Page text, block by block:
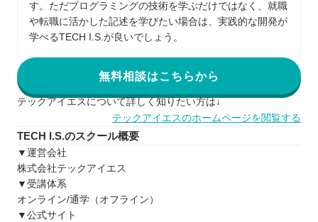
す。ただプログラミングの技術を学ぶだけではなく、就職
や転職に活かした記述を学びたい場合は、実践的な開発が
学べるTECH I.S.が良いでしょう。
無料相談はこちらから
テックアイエスについて詳しく知りたい方は↓
テックアイエスのホームページを閲覧する
TECH I.S.のスクール概要
▼運営会社
株式会社テックアイエス
▼受講体系
オンライン/通学（オフライン）
▼公式サイト